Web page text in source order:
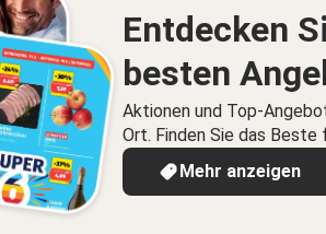
Entdecken
besten
Aktionen und Top-
Ort. Finden Sie das Beste
Mehr anzeigen